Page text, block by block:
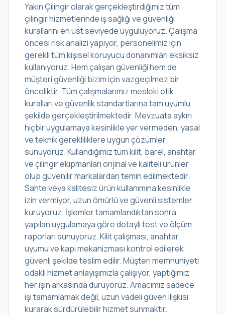
Yakın Çilingir olarak gerçekleştirdiğimiz tüm
çilingir hizmetlerinde iş sağlığı ve güvenliği
kurallarını en üst seviyede uyguluyoruz. Çalışma
öncesi risk analizi yapıyor, personelimiz için
gerekli tüm kişisel koruyucu donanımları eksiksiz
kullanıyoruz. Hem çalışan güvenliği hem de
müşteri güvenliği bizim için vazgeçilmez bir
önceliktir. Tüm çalışmalarımız mesleki etik
kuralları ve güvenlik standartlarına tam uyumlu
şekilde gerçekleştirilmektedir. Mevzuata aykırı
hiçbir uygulamaya kesinlikle yer vermeden, yasal
ve teknik gerekliliklere uygun çözümler
sunuyoruz. Kullandığımız tüm kilit, barel, anahtar
ve çilingir ekipmanları orijinal ve kaliteli ürünler
olup güvenilir markalardan temin edilmektedir.
Sahte veya kalitesiz ürün kullanımına kesinlikle
izin vermiyor, uzun ömürlü ve güvenli sistemler
kuruyoruz. İşlemler tamamlandıktan sonra
yapılan uygulamaya göre detaylı test ve ölçüm
raporları sunuyoruz. Kilit çalışması, anahtar
uyumu ve kapı mekanizması kontrol edilerek
güvenli şekilde teslim edilir. Müşteri memnuniyeti
odaklı hizmet anlayışımızla çalışıyor, yaptığımız
her işin arkasında duruyoruz. Amacımız sadece
işi tamamlamak değil, uzun vadeli güven ilişkisi
kurarak sürdürülebilir hizmet sunmaktır.